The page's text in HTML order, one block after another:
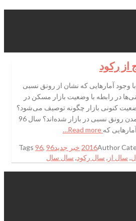
وجود آمارهایی که نشان از رونق نسبی
در رابطه با وضعیت بازار مسکن در
است؟ وضعیت کنونی بازار چگونه توصیف می‌شود؟
چه عواملی سبب به وجود آمدن رونق نسبی در بازار شده‌اند؟ سال 96
که
Author خبر جدید Tags 96, 96
, سال از , سال رکود, سال سال